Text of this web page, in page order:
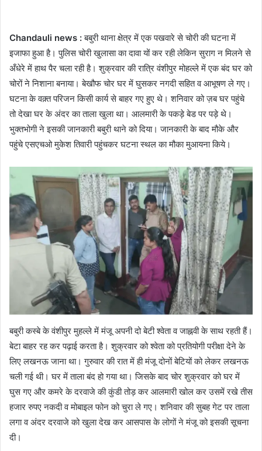
Chandauli news :बबुरी थाना क्षेत्र में एक पखवारे से चोरी की घटना में
इजाफा हुआ है। पुलिस चोरी खुलासा का दावा यों कर रही लेकिन सुराग न मिलने से
अँधेरे में हाथ पैर चला रही है। शुक्रवार की रात्रि वंशीपुर मोहल्ले में एक बंद घर को
चोरों ने निशाना बनाया। बेखौफ चोर घर में घुसकर नगदी सहित व आभूषण ले गए।
घटना के वक़्त परिजन किसी कार्य से बाहर गए हुए थे। शनिवार को ज़ब घर पहुंचे
तो देखा घर के अंदर का ताला खुला था। आलमारी के पकड़े बेड पर पड़े थे।
भुक्तभोगी ने इसकी जानकारी बबुरी थाने को दिया। जानकारी के बाद मौके और
पहुंचे एसएचओ मुकेश तिवारी पहुंचकर घटना स्थल का मौका मुआयना किये।
बबुरी कस्बे के वंशीपुर मुहल्ले में मंजू अपनी दो बेटी श्वेता व जाह्नवी के साथ रहती हैं।
बेटा बाहर रह कर पढ़ाई करता है। शुक्रवार को श्वेता को प्रतियोगी परीक्षा देने के
लिए लखनऊ जाना था। गुरुवार की रात में ही मंजू दोनों बेटियों को लेकर लखनऊ
चली गई थी। घर में ताला बंद हो गया था। जिसके बाद चोर शुक्रवार को घर में
घुस गए और कमरे के दरवाजे की कुंडी तोड़ कर आलमारी खोल कर उसमें रखे तीस
हजार रुपए नकदी व मोबाइल फोन को चुरा ले गए। शनिवार की सुबह गेट पर ताला
लगा व अंदर दरवाजे को खुला देख कर आसपास के लोगों ने मंजू को इसकी सूचना
दी।